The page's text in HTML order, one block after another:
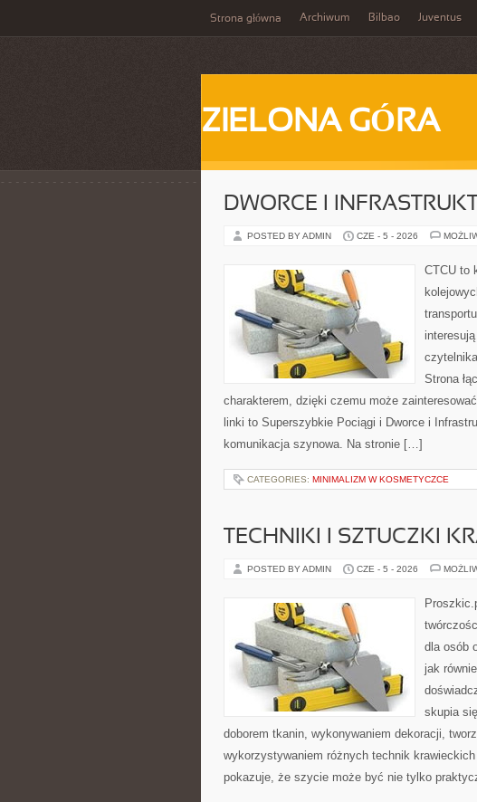
Strona główna Archiwum Bilbao Juventus
ZIELONA GÓRA
DWORCE I
POSTED BY ADMIN CZE - 5 - 2026
CTCU to
Strona
charakterem, dzięki czemu może
linki to Superszybkie Pociągi i Dworce i
komunikacja szynowa. Na stronie […]
CATEGORIES: MINIMALIZM W KOSMETYCZCE
TECHNIKI I SZTUCZKI
POSTED BY ADMIN CZE - 5 - 2026
dla osób
jak
skupia
doborem tkanin, wykonywaniem dekoracji,
wykorzystywaniem różnych technik
pokazuje, że szycie może być nie tylko